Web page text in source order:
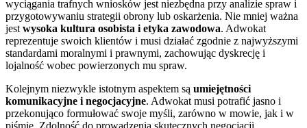
wyciągania trafnych wniosków jest niezbędna przy analizie spraw i
przygotowywaniu strategii obrony lub oskarżenia. Nie mniej ważna
jest wysoka kultura osobista i etyka zawodowa. Adwokat
reprezentuje swoich klientów i musi działać zgodnie z najwyższymi
standardami moralnymi i prawnymi, zachowując dyskrecję i
lojalność wobec powierzonych mu spraw.
Kolejnym niezwykle istotnym aspektem są umiejętności
komunikacyjne i negocjacyjne. Adwokat musi potrafić jasno i
przekonująco formułować swoje myśli, zarówno w mowie, jak i w
piśmie. Zdolność do prowadzenia skutecznych negocjacji,